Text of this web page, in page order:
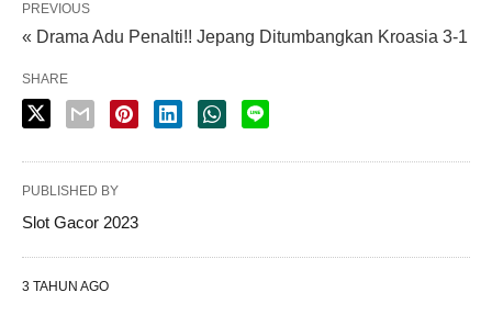
PREVIOUS
« Drama Adu Penalti!! Jepang Ditumbangkan Kroasia 3-1
SHARE
PUBLISHED BY
Slot Gacor 2023
3 TAHUN AGO